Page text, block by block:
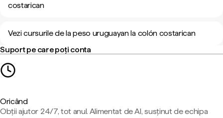
costarican
Vezi cursurile de la peso uruguayan la colón costarican
Suport pe care poți conta
Oricând
Obții ajutor 24/7, tot anul. Alimentat de AI, susținut de echipa